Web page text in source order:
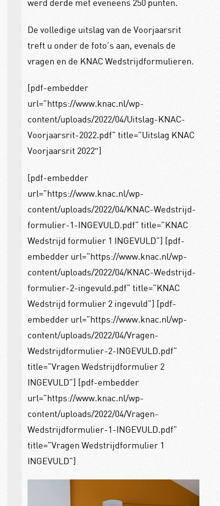
werd derde met eveneens 250 punten.
De volledige uitslag van de Voorjaarsrit
treft u onder de foto’s aan, evenals de
vragen en de KNAC Wedstrijdformulieren.
[pdf-embedder
url=”https://www.knac.nl/wp-
content/uploads/2022/04/Uitslag-KNAC-
Voorjaarsrit-2022.pdf” title=”Uitslag KNAC
Voorjaarsrit 2022″]
[pdf-embedder
url=”https://www.knac.nl/wp-
content/uploads/2022/04/KNAC-Wedstrijd-
formulier-1-INGEVULD.pdf” title=”KNAC
Wedstrijd formulier 1 INGEVULD”] [pdf-
embedder url=”https://www.knac.nl/wp-
content/uploads/2022/04/KNAC-Wedstrijd-
formulier-2-ingevuld.pdf” title=”KNAC
Wedstrijd formulier 2 ingevuld”] [pdf-
embedder url=”https://www.knac.nl/wp-
content/uploads/2022/04/Vragen-
Wedstrijdformulier-2-INGEVULD.pdf”
title=”Vragen Wedstrijdformulier 2
INGEVULD”] [pdf-embedder
url=”https://www.knac.nl/wp-
content/uploads/2022/04/Vragen-
Wedstrijdformulier-1-INGEVULD.pdf”
title=”Vragen Wedstrijdformulier 1
INGEVULD”]